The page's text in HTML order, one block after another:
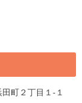
町２丁目１-１